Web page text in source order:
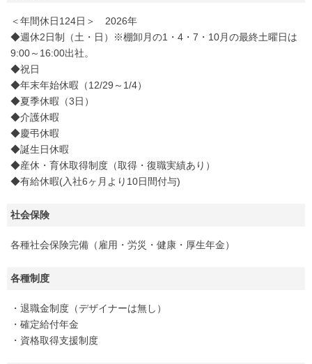
＜年間休日124日＞ 2026年
◆週休2日制（土・日）※棚卸月の1・4・7・10月の最終土曜日は
9:00～16:00出社。
◆祝日
◆年末年始休暇（12/29～1/4）
◆夏季休暇（3日）
◆介護休暇
◆慶弔休暇
◆誕生日休暇
◆産休・育休取得制度（取得・復職実績あり）
◆有給休暇(入社6ヶ月より10日間付与)
社会保険
各種社会保険完備（雇用・労災・健康・厚生年金）
各種制度
・退職金制度（デザイナーは無し）
・確定給付年金
・資格取得支援制度